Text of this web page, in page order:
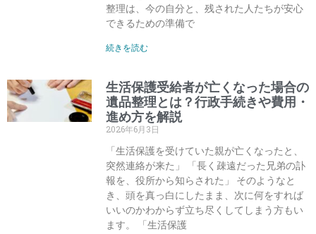
整理は、今の自分と、残された人たちが安心
できるための準備で
続きを読む
生活保護受給者が亡くなった場合の
遺品整理とは？行政手続きや費用・
進め方を解説
2026年6月3日
「生活保護を受けていた親が亡くなったと、
突然連絡が来た」 「長く疎遠だった兄弟の訃
報を、役所から知らされた」 そのようなと
き、頭を真っ白にしたまま、次に何をすれば
いいのかわからず立ち尽くしてしまう方もい
ます。 「生活保護